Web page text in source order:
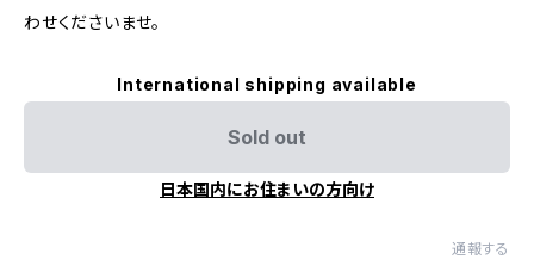
わせくださいませ。
International shipping available
Sold out
日本国内にお住まいの方向け
通報する